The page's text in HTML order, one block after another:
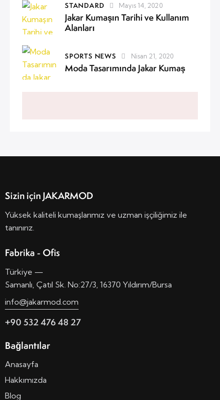
STANDARD Mayıs 14, 2020
Jakar Kumaşın Tarihi ve Kullanım
Alanları
SPORTS NEWS Nisan 21, 2020
Moda Tasarımında Jakar Kumaş
Sizin için JAKARMOD
Yüksek kaliteli kumaşlarımız ve uzman işçiliğimiz ile
tanınırız.
Fabrika - Ofis
Türkiye —
Samanlı, Çatıl Sk. No:27/3, 16370 Yıldırım/Bursa
info@jakarmod.com
+90 532 476 48 27
Bağlantılar
Anasayfa
Hakkımızda
Blog